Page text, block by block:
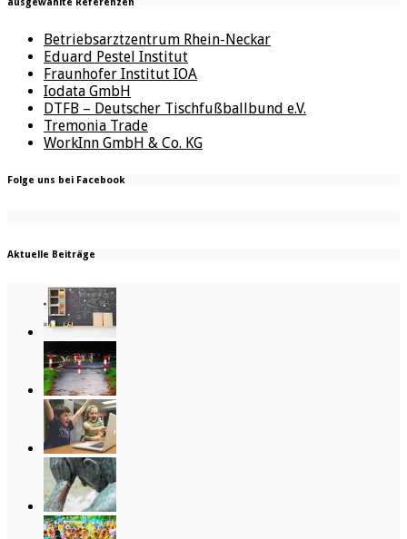
Betriebsarztzentrum Rhein-Neckar
Eduard Pestel Institut
Fraunhofer Institut IOA
Iodata GmbH
DTFB – Deutscher Tischfußballbund e.V.
Tremonia Trade
WorkInn GmbH & Co. KG
Folge uns bei Facebook
Aktuelle Beiträge